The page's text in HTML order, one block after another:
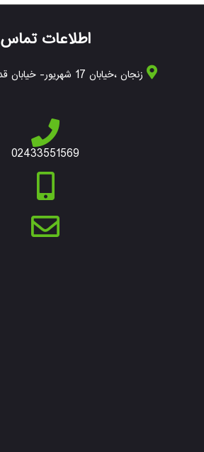
اطلاعات تماس
زنجان ،خیابان 17 شهریور- خیابان قدوسی- پلاک 76
02433551569